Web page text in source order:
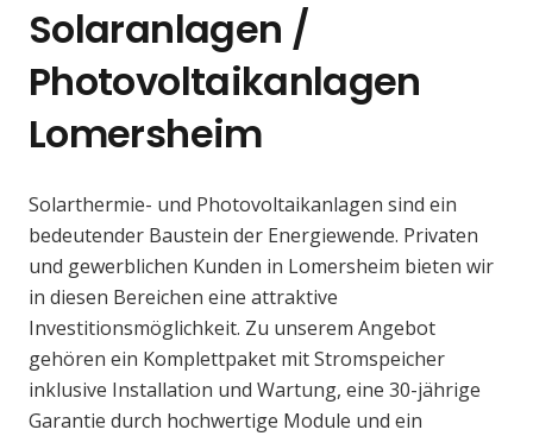
Solaranlagen /
Photovoltaikanlagen
Lomersheim
Solarthermie- und Photovoltaikanlagen sind ein
bedeutender Baustein der Energiewende. Privaten
und gewerblichen Kunden in Lomersheim bieten wir
in diesen Bereichen eine attraktive
Investitionsmöglichkeit. Zu unserem Angebot
gehören ein Komplettpaket mit Stromspeicher
inklusive Installation und Wartung, eine 30-jährige
Garantie durch hochwertige Module und ein